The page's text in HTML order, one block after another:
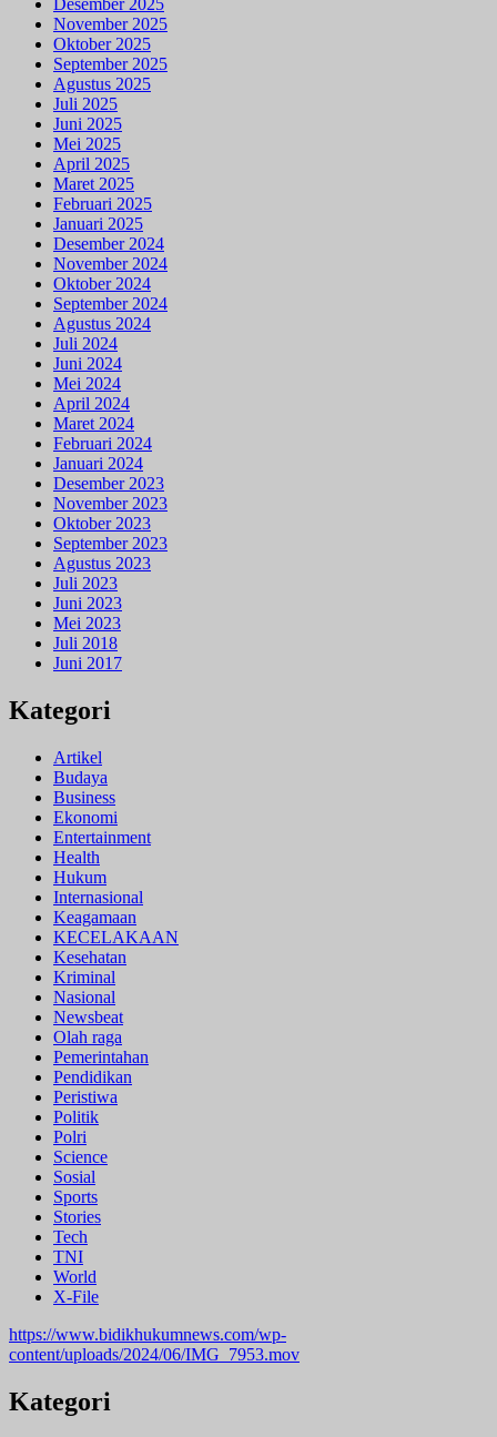
November 2025
Oktober 2025
September 2025
Agustus 2025
Juli 2025
Juni 2025
Mei 2025
April 2025
Maret 2025
Februari 2025
Januari 2025
Desember 2024
November 2024
Oktober 2024
September 2024
Agustus 2024
Juli 2024
Juni 2024
Mei 2024
April 2024
Maret 2024
Februari 2024
Januari 2024
Desember 2023
November 2023
Oktober 2023
September 2023
Agustus 2023
Juli 2023
Juni 2023
Mei 2023
Juli 2018
Juni 2017
Kategori
Artikel
Budaya
Business
Ekonomi
Entertainment
Health
Hukum
Internasional
Keagamaan
KECELAKAAN
Kesehatan
Kriminal
Nasional
Newsbeat
Olah raga
Pemerintahan
Pendidikan
Peristiwa
Politik
Polri
Science
Sosial
Sports
Stories
Tech
TNI
World
X-File
https://www.bidikhukumnews.com/wp-
content/uploads/2024/06/IMG_7953.mov
Kategori